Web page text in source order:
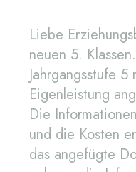
Liebe
neuen 5.
Jahrgangsstufe 5
Eigenleistung
Die
und die Kosten
das angefügte